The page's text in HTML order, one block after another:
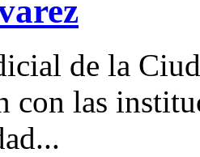
de la
con las